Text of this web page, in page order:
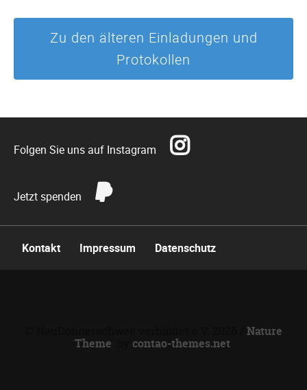
Zu den älteren Einladungen und
Protokollen
Folgen Sie uns auf Instagram
Jetzt spenden
Navigation
Kontakt Impressum Datenschutz
Nature
Theme
contao-themes.net